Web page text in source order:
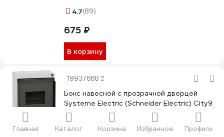
Главная Каталог Корзина Избранное Профиль
4.7(89)
675 ₽
В корзину
19937668
Бокс навесной с прозрачной дверцей
Systeme Electric (Schneider Electric) City9
Box 6 модулей EZ9EAB106
Вид установки:
навесной
Материал рамы: